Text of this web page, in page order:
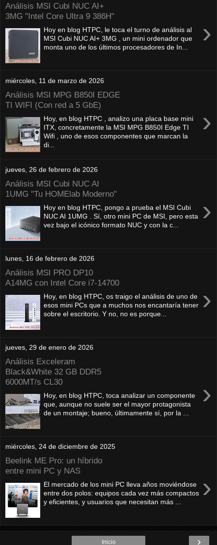
Análisis MSI Cubi NUC AI+
3MG "Intel Core Ultra 9 386H"
›
Hoy en blog HTPC, le toca el turno de análisis al
MSI Cubi NUC AI+ 3MG , un mini ordenador que
monta uno de los últimos procesadores de In...
miércoles, 11 de marzo de 2026
Análisis MSI MPG B850I EDGE
TI WIFI (Con red a 5 GbE)
›
Hoy, en blog HTPC , analizo una placa base mini
ITX, concretamente la MSI MPG B850I Edge TI
Wifi , uno de esos componentes que marcan la
di...
jueves, 26 de febrero de 2026
Análisis MSI Cubi NUC AI
1UMG "Tu HOMElab Moderno"
›
Hoy en blog HTPC, pongo a prueba el MSI Cubi
NUC AI 1UMG . Sí, otro mini PC de MSI, pero esta
vez bajo el icónico formato NUC y con la c...
lunes, 16 de febrero de 2026
Análisis MSI PRO DP10
A14MG con Intel Core i7-14700
›
Hoy, en blog HTPC, os traigo el análisis de uno de
esos mini PCs que a muchos nos encantaría tener
sobre el escritorio. Y no, no es porque...
jueves, 29 de enero de 2026
Análisis Exceleram
Black&White 32 GB DDR5
6000MT/s CL30
›
Hoy, en blog HTPC, toca analizar un componente
que, aunque no suele ser el mayor protagonista
de un montaje; bueno, últimamente sí, por la ...
miércoles, 24 de diciembre de 2025
Beelink ME Pro: un híbrido
entre mini PC y NAS
›
El mercado de los mini PC lleva años moviéndose
entre dos polos: equipos cada vez más compactos
y eficientes, y usuarios que necesitan más ...
›
Inicio